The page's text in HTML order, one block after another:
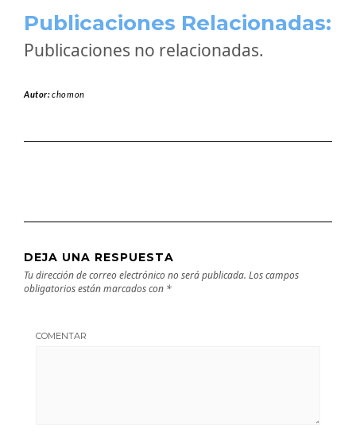
Publicaciones Relacionadas:
Publicaciones no relacionadas.
Autor:chomon
DEJA UNA RESPUESTA
Tu dirección de correo electrónico no será publicada. Los campos
obligatorios están marcados con *
COMENTAR